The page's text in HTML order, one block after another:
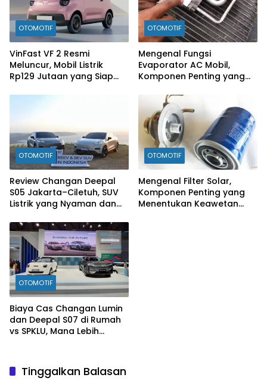
OTOMOTIF
VinFast VF 2 Resmi
Meluncur, Mobil Listrik
Rp129 Jutaan yang Siap
Motor
OTOMOTIF
Mengenal Fungsi
Evaporator AC Mobil,
Komponen Penting yang
OTOMOTIF
Review Changan Deepal
S05 Jakarta–Ciletuh, SUV
Listrik yang Nyaman dan
OTOMOTIF
Mengenal Filter Solar,
Komponen Penting yang
Menentukan Keawetan
OTOMOTIF
Biaya Cas Changan Lumin
dan Deepal S07 di Rumah
vs SPKLU, Mana Lebih
Tinggalkan Balasan